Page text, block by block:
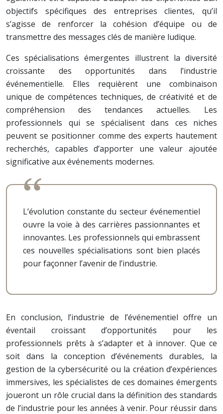
objectifs spécifiques des entreprises clientes, qu’il
s’agisse de renforcer la cohésion d’équipe ou de
transmettre des messages clés de manière ludique.
Ces spécialisations émergentes illustrent la diversité
croissante des opportunités dans l’industrie
événementielle. Elles requièrent une combinaison
unique de compétences techniques, de créativité et de
compréhension des tendances actuelles. Les
professionnels qui se spécialisent dans ces niches
peuvent se positionner comme des experts hautement
recherchés, capables d’apporter une valeur ajoutée
significative aux événements modernes.
L’évolution constante du secteur événementiel
ouvre la voie à des carrières passionnantes et
innovantes. Les professionnels qui embrassent
ces nouvelles spécialisations sont bien placés
pour façonner l’avenir de l’industrie.
En conclusion, l’industrie de l’événementiel offre un
éventail croissant d’opportunités pour les
professionnels prêts à s’adapter et à innover. Que ce
soit dans la conception d’événements durables, la
gestion de la cybersécurité ou la création d’expériences
immersives, les spécialistes de ces domaines émergents
joueront un rôle crucial dans la définition des standards
de l’industrie pour les années à venir. Pour réussir dans